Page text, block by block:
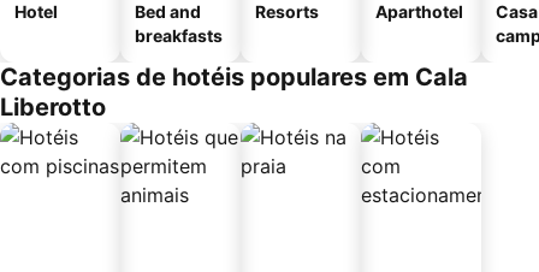
Hotel
Bed and
breakfasts
Resorts Aparthotel
Categorias de hotéis populares em Cala
Liberotto